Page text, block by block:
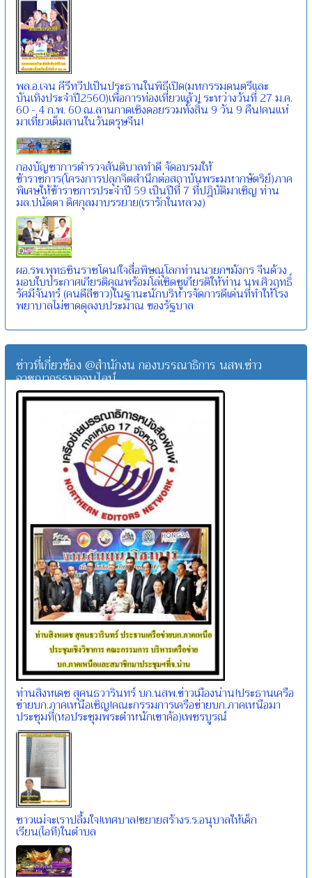
พล.อ.เจน คีรีทวีปเป็นประธานในพิธีเปิด(มหกรรมดนตรีและ
บันเทิงประจำปี2560)เพื่อการท่องเที่ยวแล้ว! ระหว่างวันที่ 27 ม.ค.
60 - 4 ก.พ. 60 ณ.ลานกาดเชิงดอยรวมทั้งสิ้น 9 วัน 9 คืน!คนแห่
มาเที่ยวเต็มลานในวันตรุษจีน!
กองบัญชาการตำรวจสันติบาลทำดี จัดอบรมให้
ข้าราชการ(โครงการปลุกจิตสำนึกต่อสถาบันพระมหากษัตริย์)ภาค
พิเศษให้ข้าราชการประจำปี 59 เป็นปีที่ 7 ที่ปฎิบัติมาเชิญ ท่าน
มล.ปนัดดา ดิศกุลมาบรรยาย(เรารักในหลวง)
ผอ.รพ.พุทธชินราชโดน!ใจสื่อพิษณุโลกท่านนายกฯมังกร จีนด้วง
มอบใบประกาศเกียรติคุณพร้อมโล่เชิดชูเกียรติให้ท่าน นพ.ศิวฤทธิ์
รัศมีจันทร์ (คนดีสีขาว)ในฐานะนักบริหารจัดการดีเด่นที่ทำให้โรง
พยาบาลไม่ขาดดุลงบประมาณ ของรัฐบาล
ข่าวที่เกี่ยวข้อง @สำนักงน กองบรรณาธิการ นสพ.ข่าว
อาชญากรรมออนไลน์
ท่านสิงหเดช สุคนธวารินทร์ บก.นสพ.ข่าวเมืองน่าน!ประธานเครือ
ข่ายบก.ภาคเหนือเชิญ!คณะกรรมการเครือข่ายบก.ภาคเหนือมา
ประชุมที่(หอประชุมพระตำหนักเขาค้อ)เพชรบูรณ์
ชาวแม่จะเราปลื้มใจ!เทศบาล!ขยายสร้างร.ร.อนุบาลให้เด็ก
เรียน(ไอที)ในตำบล